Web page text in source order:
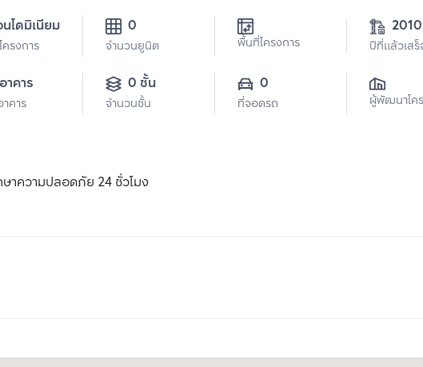
โดมิเนียม
ครงการ
0
จำนวนยูนิต พื้นที่โครงการ
2010
ปีที่แล้วเสร็
าคาร
คาร
0 ชั้น
จำนวนชั้น
0
ที่จอดรถ ผู้พัฒนาโค
ษาความปลอดภัย 24 ชั่วโมง